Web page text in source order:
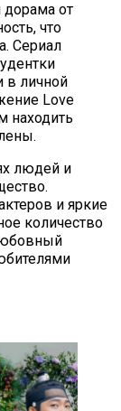
от
что
Сериал
в личной
Love
находить
людей и
и яркие
количество